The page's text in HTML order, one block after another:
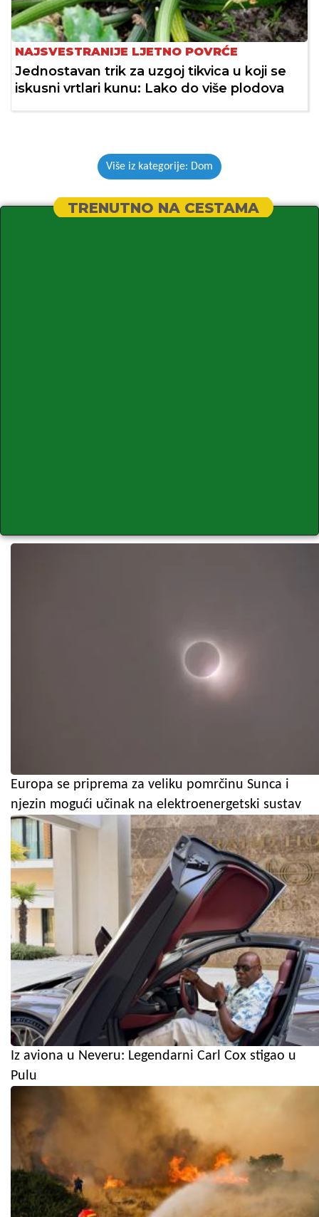
NAJSVESTRANIJE LJETNO POVRĆE
Jednostavan trik za uzgoj tikvica u koji se
iskusni vrtlari kunu: Lako do više plodova
Više iz kategorije: Dom
TRENUTNO NA CESTAMA
Europa se priprema za veliku pomrčinu Sunca i
njezin mogući učinak na elektroenergetski sustav
Iz aviona u Neveru: Legendarni Carl Cox stigao u
Pulu